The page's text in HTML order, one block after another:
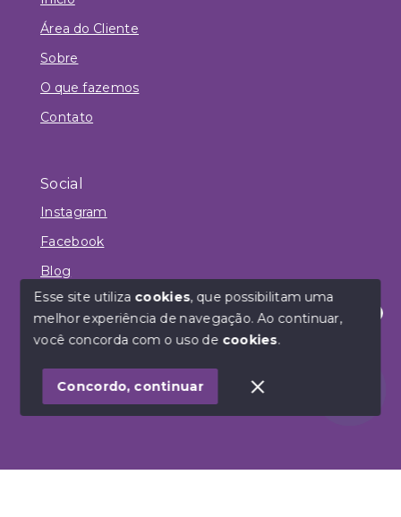
Olá! Estamos disponíveis para te ajudar.
Área do Cliente
Sobre
O que fazemos
Contato
Social
Instagram
Facebook
Blog
© Copyright 2026 - Habbitar Empreendimentos
SITE PARA IMOBILIARIA
Esse site utiliza cookies, que possibilitam uma
melhor experiência de navegação.Ao continuar,
você concorda com o uso de cookies.
Concordo, continuar